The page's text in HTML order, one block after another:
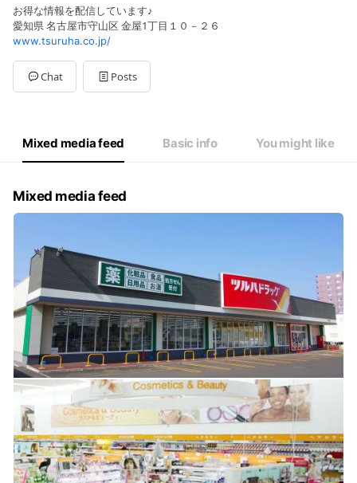
お得な情報を配信しています♪
愛知県 名古屋市守山区 金屋1丁目１０－２６
www.tsuruha.co.jp/
Chat Posts
Mixed media feed Basic info You might like
Mixed media feed